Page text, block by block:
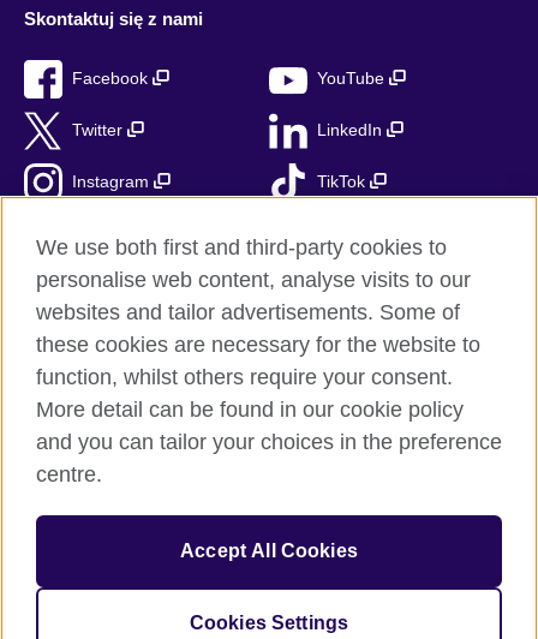
Skontaktuj się z nami
Facebook YouTube
Twitter LinkedIn
Instagram TikTok
British Council globalnie
Prywatność i warunki użytkowania
Mapa strony
© 2026 British Council
British Council jest międzynarodową organizacją reprezentującą
We use both first and third-party cookies to
personalise web content, analyse visits to our
websites and tailor advertisements. Some of
these cookies are necessary for the website to
function, whilst others require your consent.
More detail can be found in our cookie policy
and you can tailor your choices in the preference
centre.
Accept All Cookies
Cookies Settings